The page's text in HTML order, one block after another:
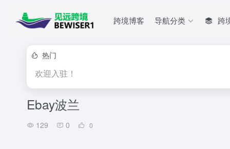
跨境博客 导航分类 跨
热门
欢迎入驻！
Ebay波兰
129 0 0